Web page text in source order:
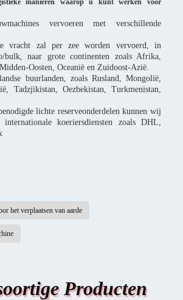
manieren waarop u kunt werken voor
vervoeren met verschillende
vracht zal per zee worden vervoerd, in
bulk, naar grote continenten zoals Afrika,
Oosten, Oceanië en Zuidoost-Azië.
buurlanden, zoals Rusland, Mongolië,
Tadzjikistan, Oezbekistan, Turkmenistan,
lichte reserveonderdelen kunnen wij
internationale koeriersdiensten zoals DHL,
het verplaatsen van aarde
Producten